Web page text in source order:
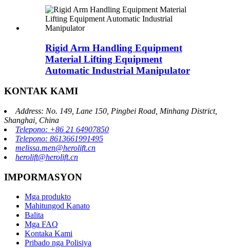
Rigid Arm Handling Equipment
Material Lifting Equipment
Automatic Industrial Manipulator
KONTAK KAMI
Address: No. 149, Lane 150, Pingbei Road, Minhang District,
Shanghai, China
Telepono: +86 21 64907850
Telepono: 8613661991495
melissa.men@herolift.cn
herolift@herolift.cn
IMPORMASYON
Mga produkto
Mahitungod Kanato
Balita
Mga FAQ
Kontaka Kami
Pribado nga Polisiya